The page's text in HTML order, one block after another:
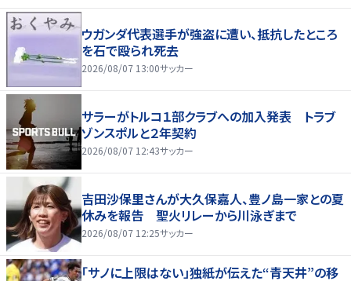
ウガンダ代表選手が強盗に遭い、抵抗したところ
を石で殴られ死去
2026/08/07 13:00サッカー
サラーがトルコ１部クラブへの加入発表 トラブ
ゾンスポルと２年契約
2026/08/07 12:43サッカー
吉田沙保里さんが大久保嘉人、豊ノ島一家との夏
休みを報告 聖火リレーから川泳ぎまで
2026/08/07 12:25サッカー
「サノに上限はない」独紙が伝えた“青天井”の移